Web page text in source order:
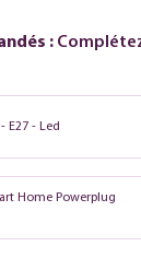
:
E27 - Led
Home Powerplug